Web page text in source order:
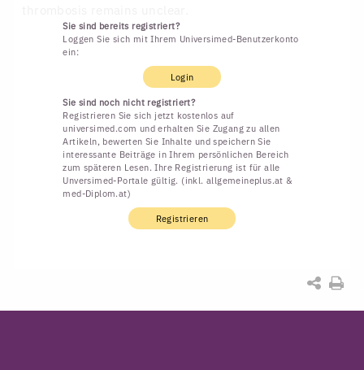
Sie sind bereits registriert?
Loggen Sie sich mit Ihrem Universimed-Benutzerkonto
ein:
Login
Sie sind noch nicht registriert?
Registrieren Sie sich jetzt kostenlos auf
universimed.com und erhalten Sie Zugang zu allen
Artikeln, bewerten Sie Inhalte und speichern Sie
interessante Beiträge in Ihrem persönlichen Bereich
zum späteren Lesen. Ihre Registrierung ist für alle
Unversimed-Portale gültig. (inkl. allgemeineplus.at &
med-Diplom.at)
Registrieren